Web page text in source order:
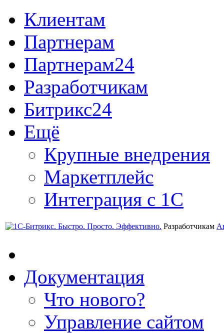
Клиентам
Партнерам
Партнерам24
Разработчикам
Битрикс24
Ещё
Крупные внедрения
Маркетплейс
Интеграция с 1С
Разработчикам
Документация
Что нового?
Управление сайтом